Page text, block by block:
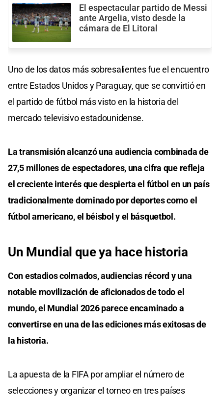
El espectacular partido de Messi
ante Argelia, visto desde la
cámara de El Litoral
Uno de los datos más sobresalientes fue el encuentro
entre Estados Unidos y Paraguay, que se convirtió en
el partido de fútbol más visto en la historia del
mercado televisivo estadounidense.
La transmisión alcanzó una audiencia combinada de
27,5 millones de espectadores, una cifra que refleja
el creciente interés que despierta el fútbol en un país
tradicionalmente dominado por deportes como el
fútbol americano, el béisbol y el básquetbol.
Un Mundial que ya hace historia
Con estadios colmados, audiencias récord y una
notable movilización de aficionados de todo el
mundo, el Mundial 2026 parece encaminado a
convertirse en una de las ediciones más exitosas de
la historia.
La apuesta de la FIFA por ampliar el número de
selecciones y organizar el torneo en tres países